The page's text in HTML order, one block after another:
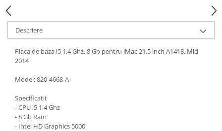
Piese & Accesorii iPhone
iPhone 16 Pro Max
iPhone 16 Pro
iPhone 17 Pro
iPhone 15 Pro Max
iPhone 16 Plus
iPhone 17
iPhone 15 Pro
iPhone 16
Descriere
Placa de baza i5 1,4 Ghz, 8 Gb pentru iMac 21,5 inch A1418, Mid
2014
Model: 820-4668-A
Specificatii:
- CPU i5 1,4 Ghz
- 8 Gb Ram
- Intel HD Graphics 5000